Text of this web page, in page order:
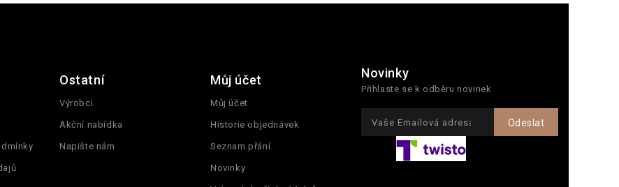
Ostatní
Výrobci
Akční nabídka
Napište nám
Můj účet
Můj účet
Historie objednávek
Seznam přání
Novinky
Novinky
Přihlaste se k odběru novinek
Odeslat